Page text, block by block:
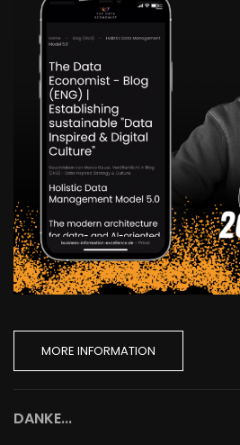
MORE INFORMATION
DANKE...